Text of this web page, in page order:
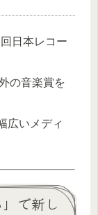
日本レコー
の音楽賞を
広いメディ
で新し